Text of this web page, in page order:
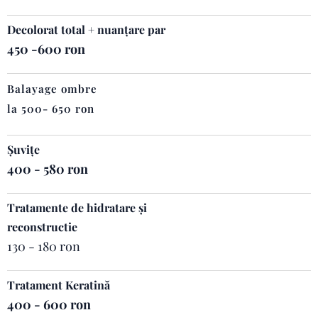
Decolorat total + nuanțare par
450 -600 ron
Balayage ombre
la 500- 650 ron
Șuvițe
400 - 580 ron
Tratamente de hidratare și
reconstructie
130 - 180 ron
Tratament Keratină
400 - 600 ron